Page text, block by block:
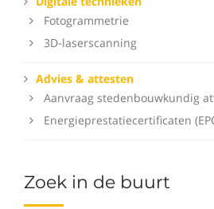
Fotogrammetrie
3D-laserscanning
Advies & attesten
Aanvraag stedenbouwkundig
Energieprestatiecertificaten
Zoek in de buurt